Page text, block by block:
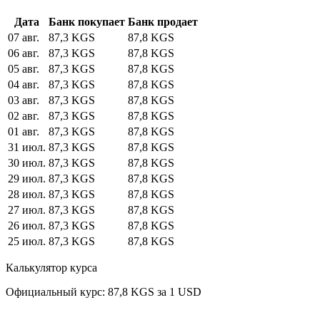
Дата Банк покупает Банк продает
07 авг.
87,3 KGS
87,8 KGS
06 авг.
87,3 KGS
87,8 KGS
05 авг.
87,3 KGS
87,8 KGS
04 авг.
87,3 KGS
87,8 KGS
03 авг.
87,3 KGS
87,8 KGS
02 авг.
87,3 KGS
87,8 KGS
01 авг.
87,3 KGS
87,8 KGS
31 июл. 87,3 KGS
87,8 KGS
30 июл. 87,3 KGS
87,8 KGS
29 июл. 87,3 KGS
87,8 KGS
28 июл. 87,3 KGS
87,8 KGS
27 июл. 87,3 KGS
87,8 KGS
26 июл. 87,3 KGS
87,8 KGS
25 июл. 87,3 KGS 87,8 KGS
Калькулятор курса
Официальный курс: 87,8 KGS за 1 USD